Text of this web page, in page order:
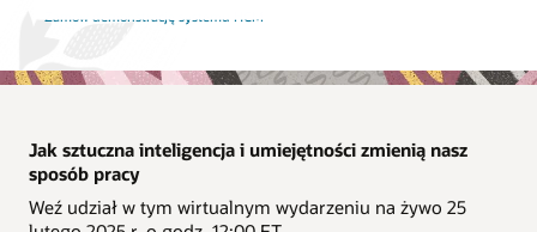
Zamów demonstrację systemu HCM
Jak sztuczna inteligencja i umiejętności zmienią nasz
sposób pracy
Weź udział w tym wirtualnym wydarzeniu na żywo 25